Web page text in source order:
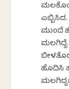
ಮುಂದೆ
ಹೊದಿಸಿ